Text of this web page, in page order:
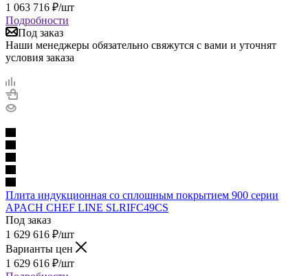
1 063 716 ₽/шт
Подробности
Под заказ
Наши менеджеры обязательно свяжутся с вами и уточнят
условия заказа
Плита индукционная со сплошным покрытием 900 серии
APACH CHEF LINE SLRIFC49CS
Под заказ
1 629 616 ₽/шт
Варианты цен
1 629 616 ₽/шт